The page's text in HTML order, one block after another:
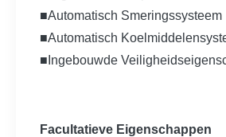
■Automatisch Smeringssysteem
■Automatisch
■Ingebouwde
Facultatieve Eigenschappen